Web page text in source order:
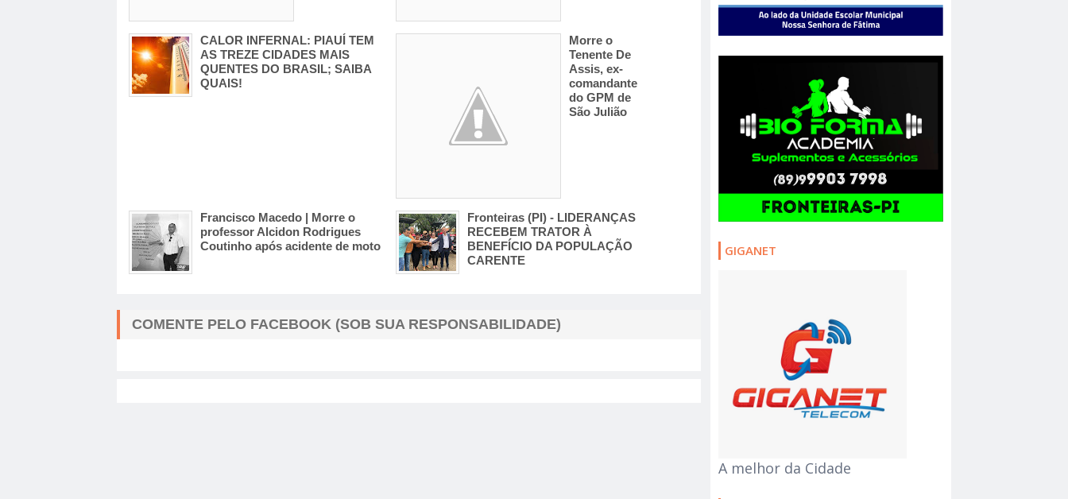
CALOR INFERNAL: PIAUÍ TEM
AS TREZE CIDADES MAIS
QUENTES DO BRASIL; SAIBA
QUAIS!
Morre o
Tenente De
Assis, ex-
comandante
do GPM de
São Julião
Francisco Macedo | Morre o
professor Alcidon Rodrigues
Coutinho após acidente de moto
Fronteiras (PI) - LIDERANÇAS
RECEBEM TRATOR À
BENEFÍCIO DA POPULAÇÃO
CARENTE
COMENTE PELO FACEBOOK (SOB SUA RESPONSABILIDADE)
GIGANET
A melhor da Cidade